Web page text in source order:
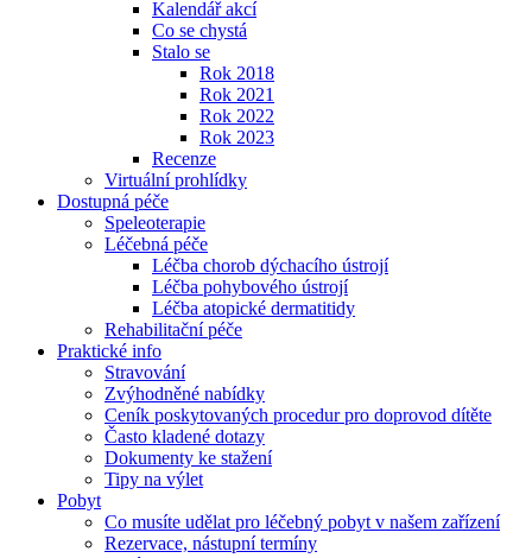
Kalendář akcí
Co se chystá
Stalo se
Rok 2018
Rok 2021
Rok 2022
Rok 2023
Recenze
Virtuální prohlídky
Dostupná péče
Speleoterapie
Léčebná péče
Léčba chorob dýchacího ústrojí
Léčba pohybového ústrojí
Léčba atopické dermatitidy
Rehabilitační péče
Praktické info
Stravování
Zvýhodněné nabídky
Ceník poskytovaných procedur pro doprovod dítěte
Často kladené dotazy
Dokumenty ke stažení
Tipy na výlet
Pobyt
Co musíte udělat pro léčebný pobyt v našem zařízení
Rezervace, nástupní termíny